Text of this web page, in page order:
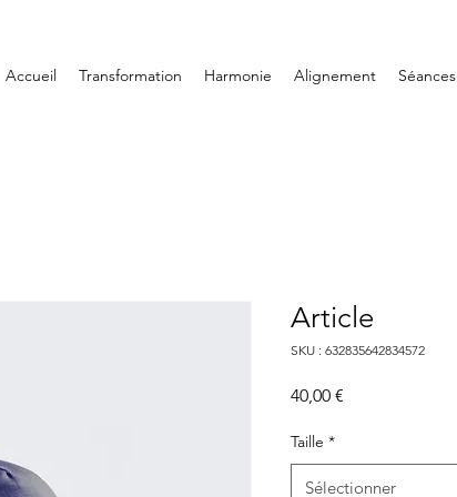
Accueil Transformation Harmonie Alignement Séances
Article
SKU : 632835642834572
40,00 €
Taille *
Sélectionner